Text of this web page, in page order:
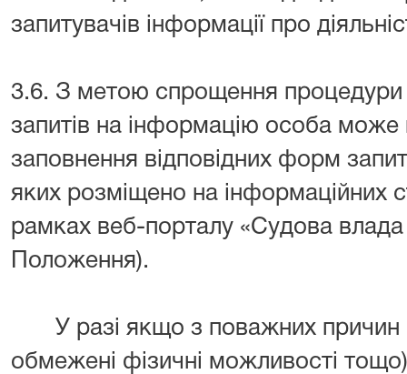
запитувачів інформації про
3.6. З метою спрощення
запитів на інформацію особа
заповнення відповідних форм
яких розміщено на інформаційних
рамках веб-порталу «Судова влада
Положення).
У разі якщо з поважних причин
обмежені фізичні можливості